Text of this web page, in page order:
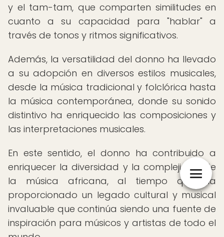
y el tam-tam, que comparten similitudes en
cuanto a su capacidad para "hablar" a
través de tonos y ritmos significativos.
Además, la versatilidad del donno ha llevado
a su adopción en diversos estilos musicales,
desde la música tradicional y folclórica hasta
la música contemporánea, donde su sonido
distintivo ha enriquecido las composiciones y
las interpretaciones musicales.
En este sentido, el donno ha contribuido a
enriquecer la diversidad y la complejidad de
la música africana, al tiempo que ha
proporcionado un legado cultural y musical
invaluable que continúa siendo una fuente de
inspiración para músicos y artistas de todo el